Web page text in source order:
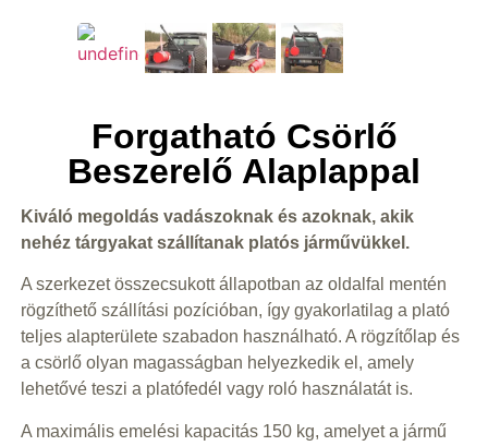
Forgatható Csörlő
Beszerelő Alaplappal
Kiváló megoldás vadászoknak és azoknak, akik
nehéz tárgyakat szállítanak platós járművükkel.
A szerkezet összecsukott állapotban az oldalfal mentén
rögzíthető szállítási pozícióban, így gyakorlatilag a plató
teljes alapterülete szabadon használható. A rögzítőlap és
a csörlő olyan magasságban helyezkedik el, amely
lehetővé teszi a platófedél vagy roló használatát is.
A maximális emelési kapacitás 150 kg, amelyet a jármű